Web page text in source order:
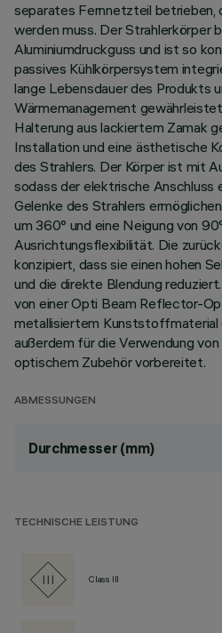
separates Fernnetzteil betrieben,
werden muss. Der Strahlerkörper
Aluminiumdruckguss und ist so
passives Kühlkörpersystem
lange Lebensdauer des Produkts
Wärmemanagement
Halterung aus lackiertem Zamak
Installation und eine ästhetische
des Strahlers. Der Körper ist mit
sodass der elektrische Anschluss
Gelenke des Strahlers
um 360° und eine Neigung von
Ausrichtungsflexibilität. Die
konzipiert, dass sie einen hohen
und die direkte Blendung
von einer Opti Beam Reflector-
metallisiertem
außerdem für die Verwendung
optischem Zubehör vorbereitet.
ABMESSUNGEN
Durchmesser (mm)
TECHNISCHE LEISTUNG
Class III